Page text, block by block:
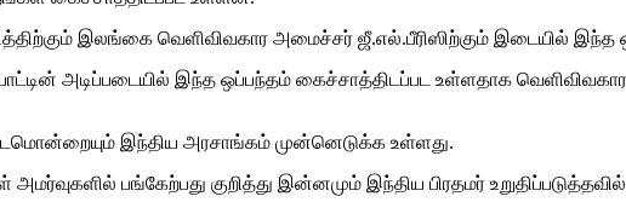
இலங்கை வெளிவிவகார அமைச்சர் ஜீ.எல்.பீரிஸிற்கும் இடையில் இந்த
அடிப்படையில் இந்த ஒப்பந்தம் கைச்சாத்திடப்பட உள்ளதாக
இந்திய அரசாங்கம் முன்னெடுக்க உள்ளது.
பங்கேற்பது குறித்து இன்னமும் இந்திய பிரதமர்